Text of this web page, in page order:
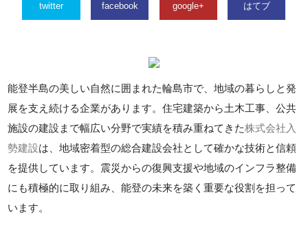
twitter facebook google+ はてブ
能登半島の美しい自然に囲まれた輪島市で、地域の暮らしと発
展を支え続ける企業があります。住宅建築から土木工事、公共
施設の建設まで幅広い分野で実績を積み重ねてきた株式会社入
勢建設は、地域密着型の総合建設会社として確かな技術と信頼
を提供しています。震災からの復興支援や地域のインフラ整備
にも積極的に取り組み、能登の未来を築く重要な役割を担って
います。